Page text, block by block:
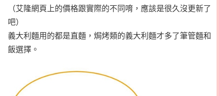
（艾隆網頁上的價格跟實際的不同唷，應該是很久沒更新了
吧）
義大利麵用的都是直麵，焗烤類的義大利麵才多了筆管麵和
飯選擇。